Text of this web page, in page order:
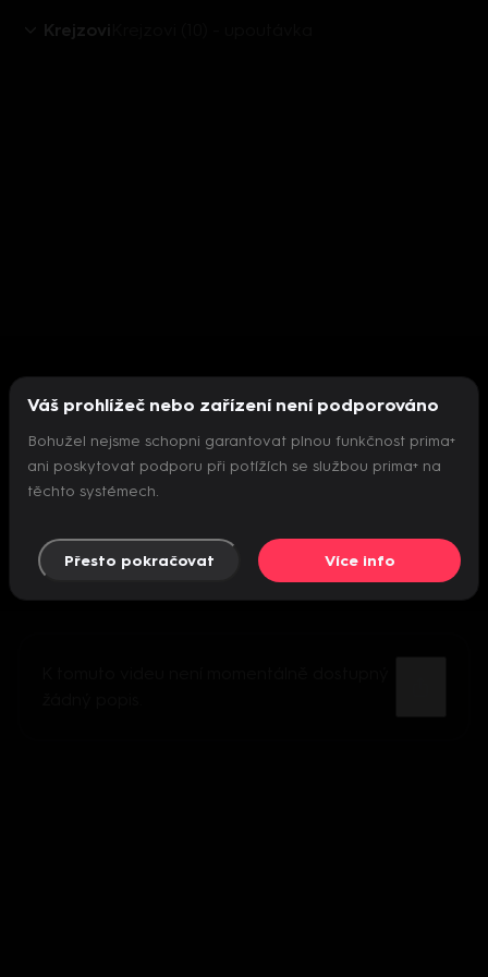
Krejzovi
Nepodařilo se inicializovat přehrávač
Váš prohlížeč nebo zařízení není podporováno
Bohužel nejsme schopni garantovat plnou funkčnost prima+
ani poskytovat podporu při potížích se službou prima+ na
těchto systémech.
Přesto pokračovat Více info